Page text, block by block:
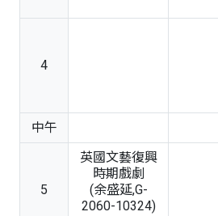
4
中午
5
英國文藝復興
時期戲劇
(余盛延,G-
2060-10324)